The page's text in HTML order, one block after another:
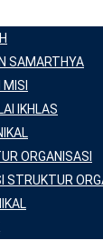
SAMARTHYA
IKHLAS
ORGANISASI
STRUKTUR